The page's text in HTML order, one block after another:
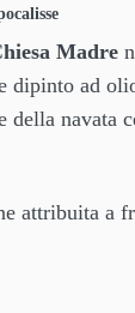
Madre
dipinto ad
della navata
attribuita a